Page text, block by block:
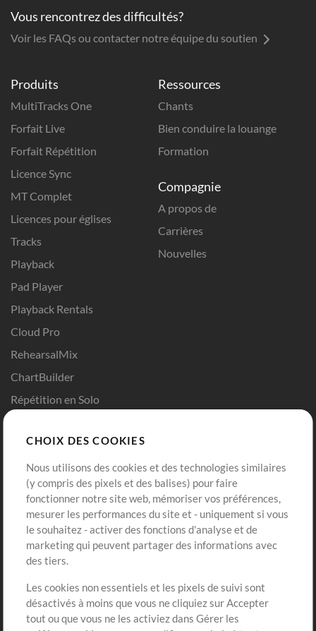
Produits
MultiTracks One
Forfait Live
Forfait Répétition
Licence Sync
MT Complet
Licences pour églises
Tracks
Playback
Pad Player
Playback Rentals
Cloud Pro
RehearsalMix
ChartBuilder
Répétition en Solo
Modèles ProPresenter
Sons
Ressources
Chants
Bien conduire la louange
Formation
Compagnie
A propos de
Carrières
Nouvelles
Boutique
Acheter des crédits
Contenu gratuit
Demander les pistes
Extras
Sessions
Compte
Connexion
S'inscrire
Vous rencontrez des difficultés?
Voir les FAQs ou contacter notre équipe du soutien
CHOIX DES COOKIES
Nous utilisons des cookies et des technologies similaires
(y compris des pixels et des balises) pour faire
fonctionner notre site web, mémoriser vos préférences,
mesurer les performances du site et - uniquement si vous
le souhaitez - activer des fonctions d'analyse et de
marketing qui peuvent partager des informations avec
des tiers.
Les cookies non essentiels et les pixels de suivi sont
désactivés à moins que vous ne cliquiez sur Accepter
tout ou que vous ne les activiez dans Gérer les